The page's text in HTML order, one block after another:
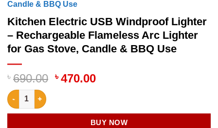
Kitchen Electric USB Windproof Lighter
– Rechargeable Flameless Arc Lighter
for Gas Stove, Candle & BBQ Use
৳ 690.00 Original
৳ 690.00.
৳ 470.00Current
৳ 470.00.
Kitchen Electric USB Windproof Lighter – Rechargeable
BUY NOW